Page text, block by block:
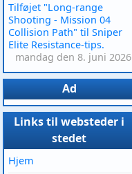
Tilføjet "Long-range
Shooting - Mission 04
Collision Path" til Sniper
Elite Resistance-tips.
mandag den 8. juni 2026
Ad
Links til websteder i
stedet
Hjem